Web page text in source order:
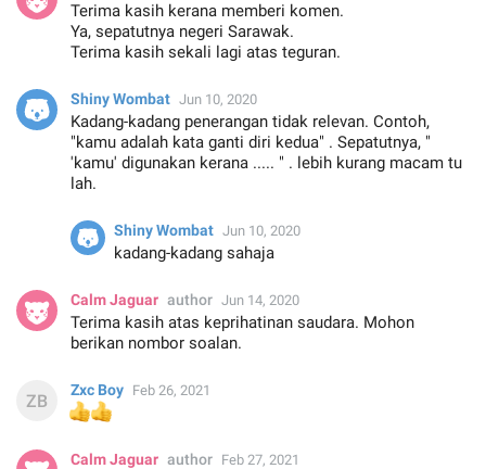
Terima kasih kerana memberi komen.
Ya, sepatutnya negeri Sarawak.
Terima kasih sekali lagi atas teguran.
Shiny Wombat Jun 10, 2020
Kadang-kadang penerangan tidak relevan. Contoh,
"kamu adalah kata ganti diri kedua" . Sepatutnya, "
'kamu' digunakan kerana ..... " . lebih kurang macam tu
lah.
Shiny Wombat Jun 10, 2020
kadang-kadang sahaja
Calm Jaguar author Jun 14, 2020
Terima kasih atas keprihatinan saudara. Mohon
berikan nombor soalan.
Zxc Boy Feb 26, 2021
Calm Jaguar author Feb 27, 2021